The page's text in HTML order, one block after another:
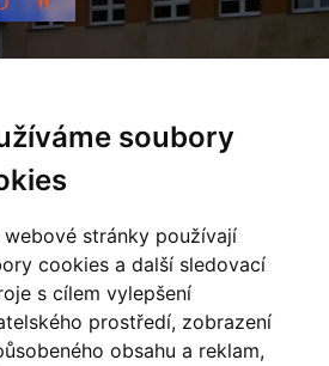
soubory
stránky používají
cookies a další sledovací
s cílem vylepšení
prostředí, zobrazení
obsahu a reklam,
nad Loučnou
135
140